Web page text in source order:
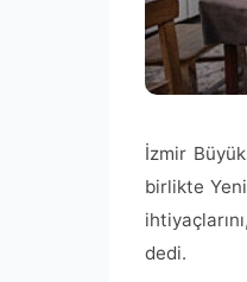
İzmir
birlikte
dedi.